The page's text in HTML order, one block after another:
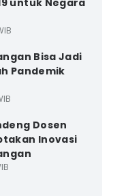
untuk Negara
Bisa Jadi
Pandemik
Dosen
Inovasi